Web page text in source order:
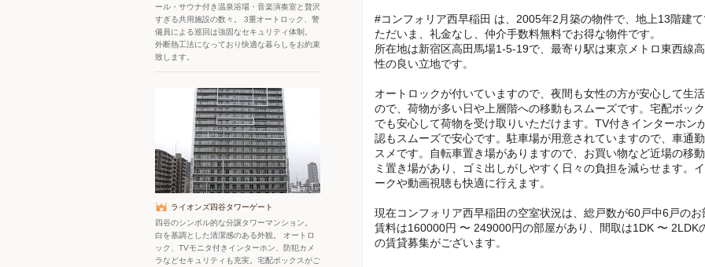
#コンフォリア西早稲田 は、2005年2月築の物件で、地上13階建
ただいま、礼金なし、仲介手数料無料でお得な物件です。
所在地は新宿区高田馬場1-5-19で、最寄り駅は東京メトロ東西線
性の良い立地です。
オートロックが付いていますので、夜間も女性の方が安心して生
ので、荷物が多い日や上層階への移動もスムーズです。宅配ボッ
でも安心して荷物を受け取りいただけます。TV付きインターホン
認もスムーズで安心です。駐車場が用意されていますので、車通
スメです。自転車置き場がありますので、お買い物など近場の移
ミ置き場があり、ゴミ出しがしやすく日々の負担を減らせます。
ークや動画視聴も快適に行えます。
現在コンフォリア西早稲田の空室状況は、総戸数が60戸中6戸の
賃料は160000円 〜 249000円の部屋があり、間取は1DK 〜 2LDK
の賃貸募集がございます。
ール・サウナ付き温泉浴場・音楽演奏室と贅沢
すぎる共用施設の数々。 3重オートロック、警
備員による巡回は強固なセキュリティ体制。
外断熱工法になっており快適な暮らしをお約束
致します。
ライオンズ四谷タワーゲート
四谷のシンボル的な分譲タワーマンション。
白を基調とした清潔感のある外観。 オートロ
ック、TVモニタ付きインターホン、防犯カメ
ラなどセキュリティも充実。宅配ボックスがご